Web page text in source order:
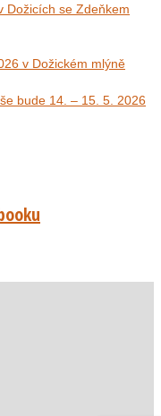
Dožicích se Zdeňkem
v Dožickém mlýně
bude 14. – 15. 5. 2026